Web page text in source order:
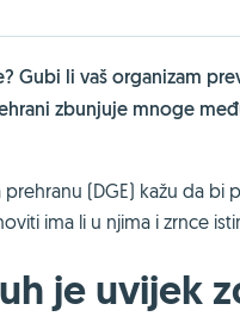
Gubi li vaš organizam
zbunjuje mnoge
(DGE) kažu da
ima li u njima i zrnce
je uvijek